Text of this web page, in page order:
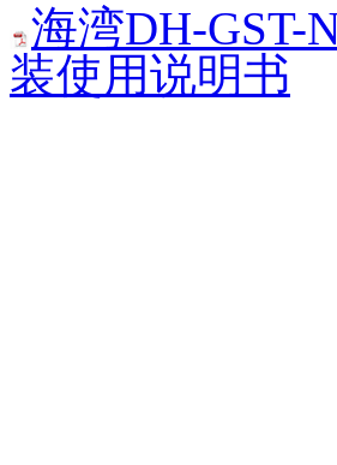
海湾DH-GST-
装使用说明书